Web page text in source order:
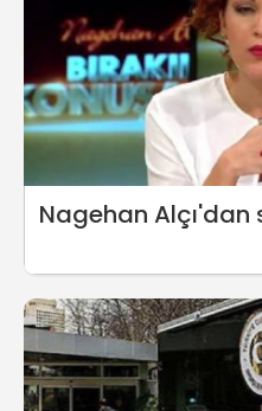
Nagehan